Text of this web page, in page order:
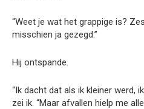
“Weet je wat het grappige is?
misschien ja gezegd.”
Hij ontspande.
“Ik dacht dat als ik kleiner werd,
zei ik. “Maar afvallen hielp me